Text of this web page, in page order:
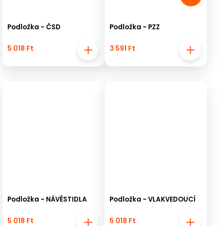
Podložka - ČSD
5 018 Ft
Podložka - PZZ
3 591 Ft
Podložka - NÁVĚSTIDLA
5 018 Ft
Podložka - VLAKVEDOUCÍ
5 018 Ft